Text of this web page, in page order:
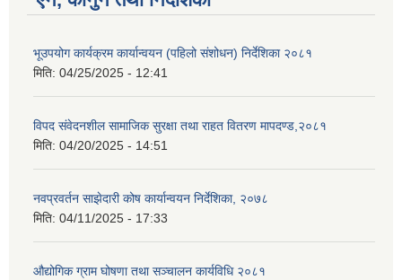
भूउपयोग कार्यक्रम कार्यान्वयन (पहिलो संशोधन) निर्देशिका २०८१
मिति: 04/25/2025 - 12:41
विपद संवेदनशील सामाजिक सुरक्षा तथा राहत वितरण मापदण्ड,२०८१
मिति: 04/20/2025 - 14:51
नवप्रवर्तन साझेदारी कोष कार्यान्वयन निर्देशिका, २०७८
मिति: 04/11/2025 - 17:33
औद्योगिक ग्राम घोषणा तथा सञ्चालन कार्यविधि २०८१